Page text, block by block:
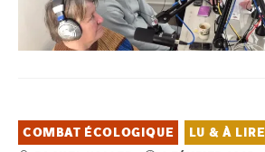
COMBAT ÉCOLOGIQUE LU & À LIRE